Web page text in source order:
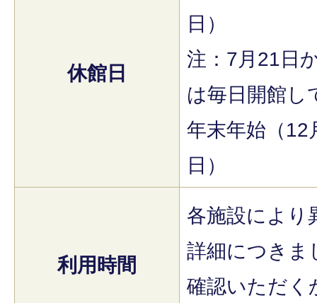
休館日
日）
注：7月21日
は毎日開館し
年末年始（12
日）
利用時間
各施設により
詳細につきま
確認いただく